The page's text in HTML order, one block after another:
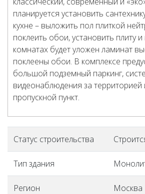
планируется установить
кухне – выложить пол плиткой
поклеить обои, установить плиту
комнатах будет уложен ламинат
поклеены обои. В комплексе
большой подземный паркинг,
видеонаблюдения за территорией
пропускной пункт.
Статус строительства
Тип здания
Регион Москва